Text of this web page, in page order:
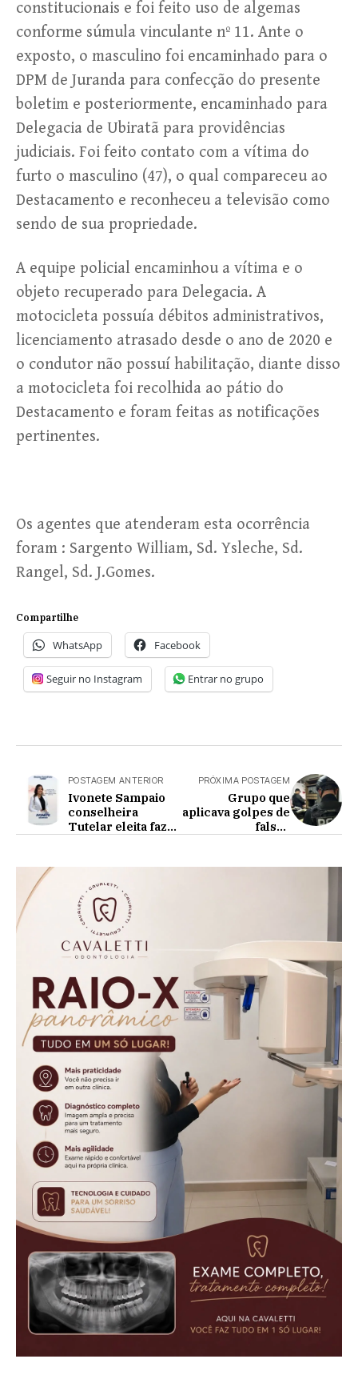
constitucionais e foi feito uso de algemas
conforme súmula vinculante nº 11. Ante o
exposto, o masculino foi encaminhado para o
DPM de Juranda para confecção do presente
boletim e posteriormente, encaminhado para
Delegacia de Ubiratã para providências
judiciais. Foi feito contato com a vítima do
furto o masculino (47), o qual compareceu ao
Destacamento e reconheceu a televisão como
sendo de sua propriedade.
A equipe policial encaminhou a vítima e o
objeto recuperado para Delegacia. A
motocicleta possuía débitos administrativos,
licenciamento atrasado desde o ano de 2020 e
o condutor não possuí habilitação, diante disso
a motocicleta foi recolhida ao pátio do
Destacamento e foram feitas as notificações
pertinentes.
Os agentes que atenderam esta ocorrência
foram : Sargento William, Sd. Ysleche, Sd.
Rangel, Sd. J.Gomes.
Compartilhe
WhatsApp Facebook
Seguir no Instagram Entrar no grupo
POSTAGEM ANTERIOR
Ivonete Sampaio
conselheira
Tutelar eleita faz
PRÓXIMA POSTAGEM
Grupo que
aplicava golpes de
falsos
da Polícia Civil do